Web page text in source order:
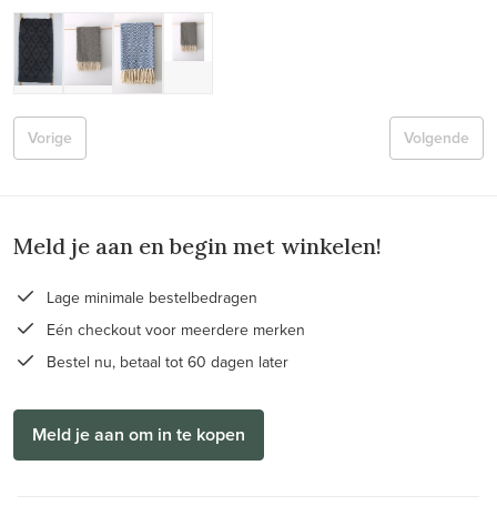
Volgende
Vorige
Meld je aan en begin met winkelen!
Lage minimale bestelbedragen
Eén checkout voor meerdere merken
Bestel nu, betaal tot 60 dagen later
Meld je aan om in te kopen